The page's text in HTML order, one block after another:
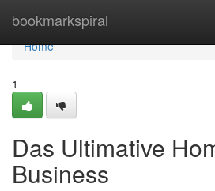
bookmarkspiral
Home
Home
1
Das Ultimative
Business